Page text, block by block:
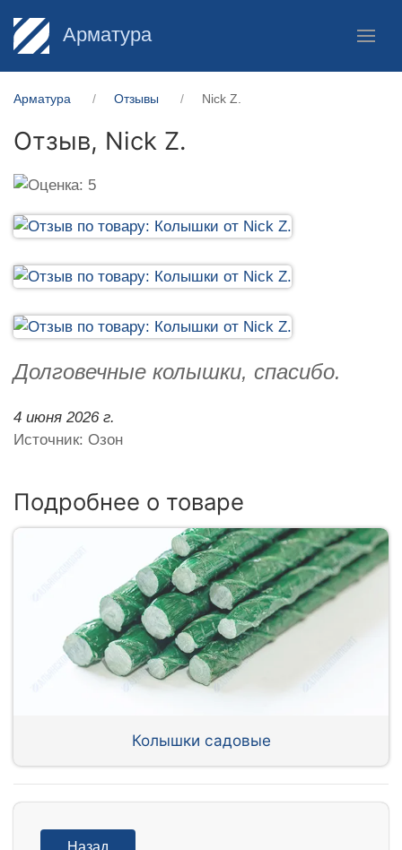
Арматура
Арматура Отзывы Nick Z.
Отзыв, Nick Z.
Долговечные колышки, спасибо.
4 июня 2026 г.
Источник: Озон
Подробнее о товаре
Колышки садовые
Назад